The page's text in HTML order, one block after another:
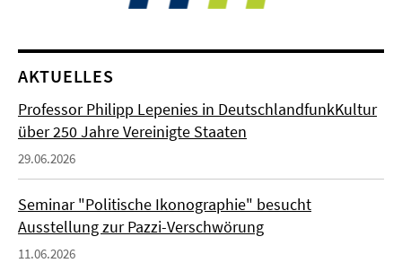
AKTUELLES
Professor Philipp Lepenies in DeutschlandfunkKultur
über 250 Jahre Vereinigte Staaten
29.06.2026
Seminar "Politische Ikonographie" besucht
Ausstellung zur Pazzi-Verschwörung
11.06.2026